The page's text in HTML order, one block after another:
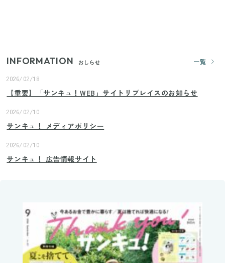
INFORMATION おしらせ
一覧
2026/02/18
【重要】「サンキュ！WEB」サイトリプレイスのお知らせ
2026/02/10
サンキュ！ メディアポリシー
2026/02/10
サンキュ！ 広告情報サイト